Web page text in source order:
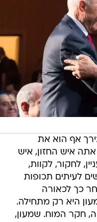
אף הוא את
איש החזון, איש
לחקור, לקוות,
לעיתים תכופות
כך לכאורה
היא רק מתחילה.
חקר המוח. שמעון,